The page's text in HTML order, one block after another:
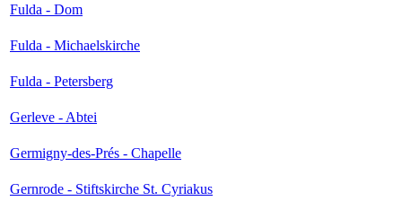
Fulda - Dom
Fulda - Michaelskirche
Fulda - Petersberg
Gerleve - Abtei
Germigny-des-Prés - Chapelle
Gernrode - Stiftskirche St. Cyriakus